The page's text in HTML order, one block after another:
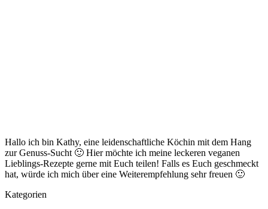
Hallo ich bin Kathy, eine leidenschaftliche Köchin mit dem Hang
zur Genuss-Sucht 🙂 Hier möchte ich meine leckeren veganen
Lieblings-Rezepte gerne mit Euch teilen! Falls es Euch geschmeckt
hat, würde ich mich über eine Weiterempfehlung sehr freuen 🙂
Kategorien